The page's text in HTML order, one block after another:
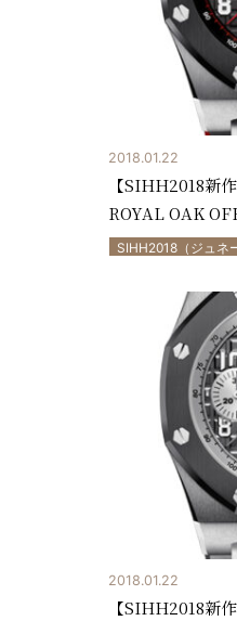
2018.01.22
【SIHH2018新
ROYAL OAK
SIHH2018（ジュネ
2018.01.22
【SIHH2018新